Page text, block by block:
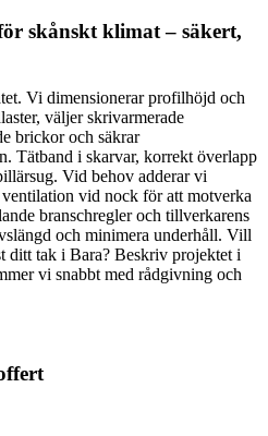
skånskt klimat – säkert,
Vi dimensionerar profilhöjd och
väljer skrivarmerade
brickor och säkrar
Tätband i skarvar, korrekt överlapp
Vid behov adderar vi
vid nock för att motverka
branschregler och tillverkarens
och minimera underhåll. Vill
ditt tak i Bara? Beskriv projektet i
vi snabbt med rådgivning och